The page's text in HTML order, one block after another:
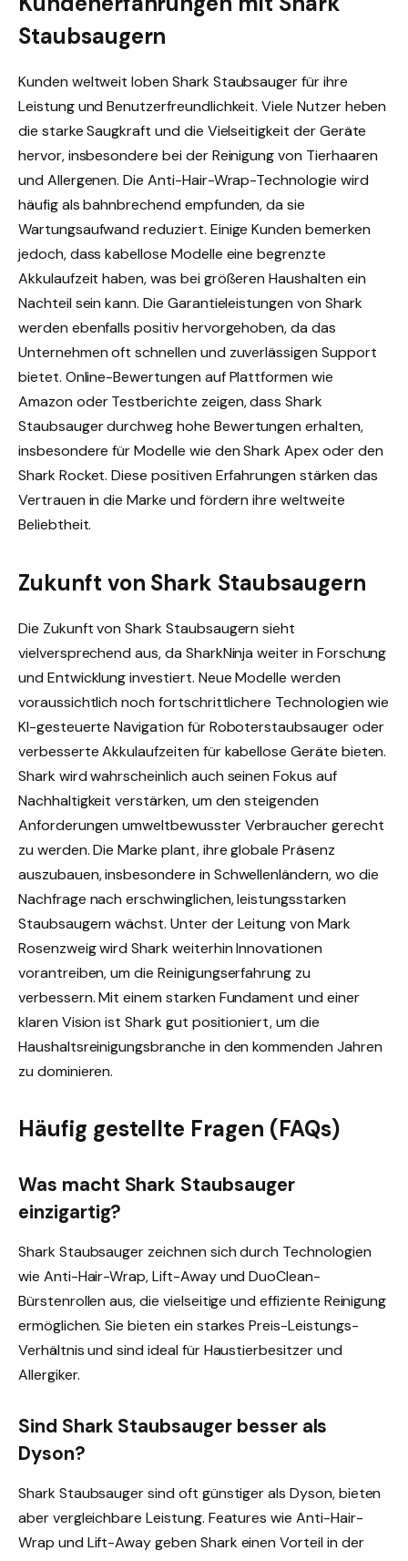
Staubsaugern
Kunden weltweit loben Shark Staubsauger für ihre
Leistung und Benutzerfreundlichkeit. Viele Nutzer heben
die starke Saugkraft und die Vielseitigkeit der Geräte
hervor, insbesondere bei der Reinigung von Tierhaaren
und Allergenen. Die Anti-Hair-Wrap-Technologie wird
häufig als bahnbrechend empfunden, da sie
Wartungsaufwand reduziert. Einige Kunden bemerken
jedoch, dass kabellose Modelle eine begrenzte
Akkulaufzeit haben, was bei größeren Haushalten ein
Nachteil sein kann. Die Garantieleistungen von Shark
werden ebenfalls positiv hervorgehoben, da das
Unternehmen oft schnellen und zuverlässigen Support
bietet. Online-Bewertungen auf Plattformen wie
Amazon oder Testberichte zeigen, dass Shark
Staubsauger durchweg hohe Bewertungen erhalten,
insbesondere für Modelle wie den Shark Apex oder den
Shark Rocket. Diese positiven Erfahrungen stärken das
Vertrauen in die Marke und fördern ihre weltweite
Beliebtheit.
Zukunft von Shark Staubsaugern
Die Zukunft von Shark Staubsaugern sieht
vielversprechend aus, da SharkNinja weiter in Forschung
und Entwicklung investiert. Neue Modelle werden
voraussichtlich noch fortschrittlichere Technologien wie
KI-gesteuerte Navigation für Roboterstaubsauger oder
verbesserte Akkulaufzeiten für kabellose Geräte bieten.
Shark wird wahrscheinlich auch seinen Fokus auf
Nachhaltigkeit verstärken, um den steigenden
Anforderungen umweltbewusster Verbraucher gerecht
zu werden. Die Marke plant, ihre globale Präsenz
auszubauen, insbesondere in Schwellenländern, wo die
Nachfrage nach erschwinglichen, leistungsstarken
Staubsaugern wächst. Unter der Leitung von Mark
Rosenzweig wird Shark weiterhin Innovationen
vorantreiben, um die Reinigungserfahrung zu
verbessern. Mit einem starken Fundament und einer
klaren Vision ist Shark gut positioniert, um die
Haushaltsreinigungsbranche in den kommenden Jahren
zu dominieren.
Häufig gestellte Fragen (FAQs)
Was macht Shark Staubsauger
einzigartig?
Shark Staubsauger zeichnen sich durch Technologien
wie Anti-Hair-Wrap, Lift-Away und DuoClean-
Bürstenrollen aus, die vielseitige und effiziente Reinigung
ermöglichen. Sie bieten ein starkes Preis-Leistungs-
Verhältnis und sind ideal für Haustierbesitzer und
Allergiker.
Sind Shark Staubsauger besser als
Dyson?
Shark Staubsauger sind oft günstiger als Dyson, bieten
aber vergleichbare Leistung. Features wie Anti-Hair-
Wrap und Lift-Away geben Shark einen Vorteil in der